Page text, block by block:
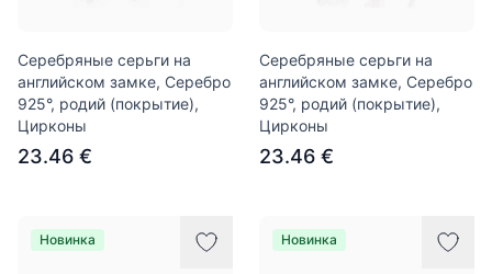
Серебряные серьги на
английском замке, Серебро
925°, родий (покрытие),
Цирконы
23.46 €
Серебряные серьги на
английском замке, Серебро
925°, родий (покрытие),
Цирконы
23.46 €
Новинка Новинка